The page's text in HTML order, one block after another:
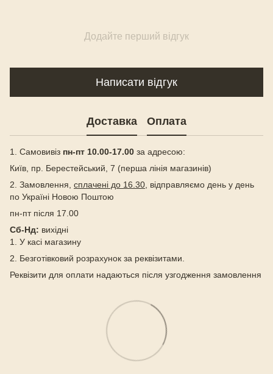
Додайте перший відгук
Написати відгук
Доставка Оплата
1. Самовивіз пн-пт 10.00-17.00 за адресою:
Київ, пр. Берестейський, 7 (перша лінія магазинів)
2. Замовлення, сплачені до 16.30, відправляємо день у день
по Україні Новою Поштою
пн-пт після 17.00
Сб-Нд: вихідні
1. У касі магазину
2. Безготівковий розрахунок за реквізитами.
Реквізити для оплати надаються після узгодження замовлення